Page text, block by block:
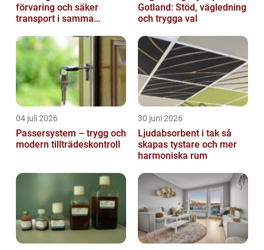
förvaring och säker
transport i samma
Gotland: Stöd, vägledning
och trygga val
04 juli 2026
Passersystem – trygg och
modern tillträdeskontroll
30 juni 2026
Ljudabsorbent i tak så
skapas tystare och mer
harmoniska rum